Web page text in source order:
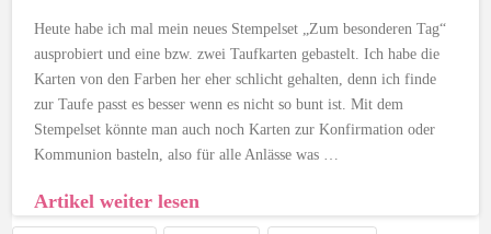
Heute habe ich mal mein neues Stempelset „Zum besonderen Tag“
ausprobiert und eine bzw. zwei Taufkarten gebastelt. Ich habe die
Karten von den Farben her eher schlicht gehalten, denn ich finde
zur Taufe passt es besser wenn es nicht so bunt ist. Mit dem
Stempelset könnte man auch noch Karten zur Konfirmation oder
Kommunion basteln, also für alle Anlässe was …
Artikel weiter lesen